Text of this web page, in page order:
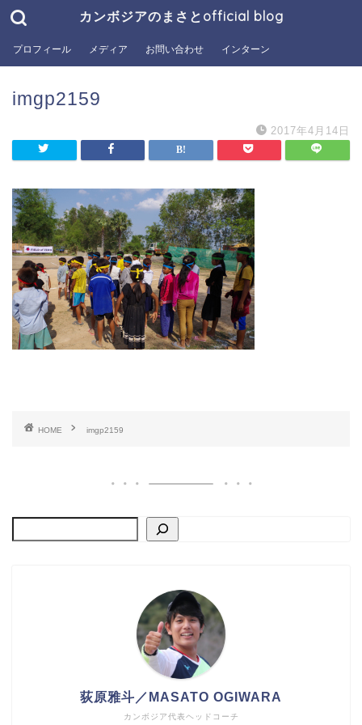
カンボジアのまさとofficial blog
プロフィール メディア お問い合わせ インターン
imgp2159
2017年4月14日
HOME imgp2159
カンボジア代表ヘッドコーチ
荻原雅斗／MASATO OGIWARA